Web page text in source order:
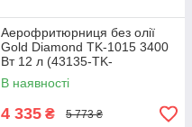
Аерофритюрниця без олії
Gold Diamond TK-1015 3400
Вт 12 л (43135-TK-
1015_2680)
В наявності
4 335 ₴ 5 773 ₴